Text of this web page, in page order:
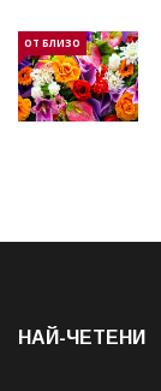
ОТ БЛИЗО
НАЙ-ЧЕТЕНИ